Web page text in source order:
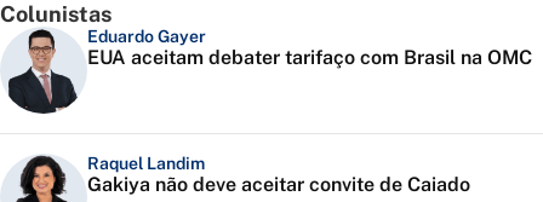
Colunistas
Eduardo Gayer
EUA aceitam debater tarifaço com Brasil na OMC
Raquel Landim
Gakiya não deve aceitar convite de Caiado